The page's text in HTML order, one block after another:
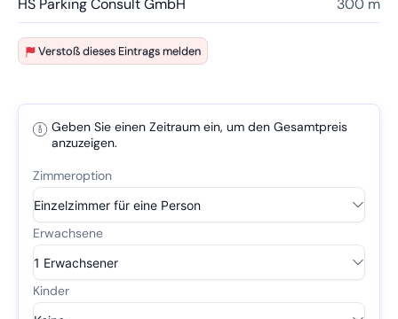
HS Parking Consult GmbH
300 m
Verstoß dieses Eintrags melden
Geben Sie einen Zeitraum ein, um den Gesamtpreis
anzuzeigen.